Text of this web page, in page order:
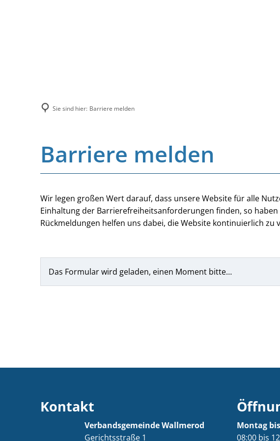
Sie sind hier: Barriere melden
Barriere melden
Wir legen großen Wert darauf, dass unsere Website für alle
Einhaltung der Barrierefreiheitsanforderungen finden, so
Rückmeldungen helfen uns dabei, die Website kontinuierlich
Das Formular wird geladen, einen Moment bitte…
Kontakt
Verbandsgemeinde Wallmerod
Gerichtsstraße 1
Montag
08:00 bis